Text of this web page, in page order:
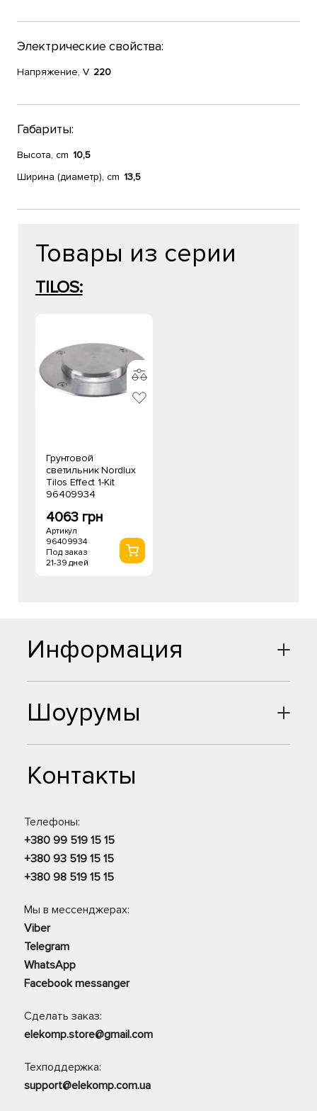
Электрические свойства:
Напряжение, V 220
Габариты:
Высота, cm 10,5
Ширина (диаметр), cm 13,5
Товары из серии
TILOS:
Грунтовой
светильник Nordlux
Tilos Effect 1-Kit
96409934
4063 грн
Артикул
96409934
Под заказ
21-39 дней
Шоурумы
Контакты
Телефоны:
+380 99 519 15 15
+380 93 519 15 15
+380 98 519 15 15
Мы в мессенджерах:
Viber
Telegram
WhatsApp
Facebook messanger
Сделать заказ:
elekomp.store@gmail.com
Техподдержка:
support@elekomp.com.ua
Информация